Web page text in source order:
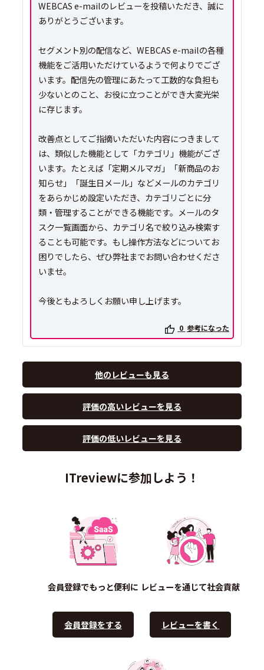
WEBCAS e-mailのレビューを投稿いただき、誠に
ありがとうございます。
セグメント別の配信など、WEBCAS e-mailの各種
機能をご活用いただけているようで何よりでござ
います。配信先の管理にあたって工数的な負担も
少ないとのこと、お役に立つことができ大変光栄
に存じます。
改善点としてご指摘いただいた内容につきまして
は、類似した機能として「カテゴリ」機能がござ
います。たとえば「定期メルマガ」「新商品のお
知らせ」「誕生日メール」などメールのカテゴリ
をあらかじめ設定いただき、カテゴリごとに分
類・管理することができる機能です。メールのタ
スク一覧画面から、カテゴリ名で絞り込み検索す
ることも可能です。もし操作方法などについてお
困りでしたら、ぜひ弊社までお問い合わせくださ
いませ。
今後ともよろしくお願い申し上げます。
0 参考になった
他のレビューも見る
評価の高いレビューを見る
評価の低いレビューを見る
ITreviewに参加しよう！
会員登録でもっと便利に
会員登録をする
レビューを通じて社会貢献
レビューを書く